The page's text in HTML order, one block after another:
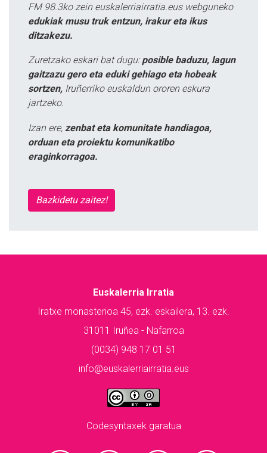
FM 98.3ko zein euskalerriairratia.eus webguneko
edukiak musu truk entzun, irakur eta ikus
ditzakezu.
Zuretzako eskari bat dugu: posible baduzu, lagun
gaitzazu gero eta eduki gehiago eta hobeak
sortzen, Iruñerriko euskaldun ororen eskura
jartzeko.
Izan ere, zenbat eta komunitate handiagoa,
orduan eta proiektu komunikatibo
eraginkorragoa.
Bazkidetu zaitez!
Euskalerria Irratia
Iratxe monasterioa 45, ezk. eskailera, 13. ezk.
31011 Iruñea - Nafarroa
(0034) 948 17 01 51
info@euskalerriairratia.eus
Codesyntaxek garatua